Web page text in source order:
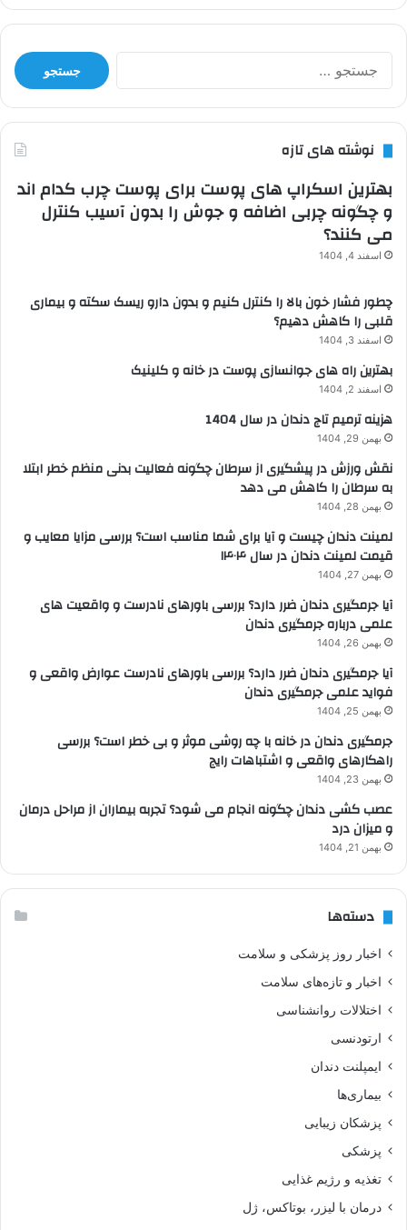
جستجو
برای:
نوشته های تازه
بهترین اسکراپ های پوست برای پوست چرب کدام اند
و چگونه چربی اضافه و جوش را بدون آسیب کنترل
می کنند؟
اسفند 4, 1404
چطور فشار خون بالا را کنترل کنیم و بدون دارو ریسک سکته و بیماری
قلبی را کاهش دهیم؟
اسفند 3, 1404
بهترین راه های جوانسازی پوست در خانه و کلینیک
اسفند 2, 1404
هزینه ترمیم تاج دندان در سال 1404
بهمن 29, 1404
نقش ورزش در پیشگیری از سرطان چگونه فعالیت بدنی منظم خطر ابتلا
به سرطان را کاهش می دهد
بهمن 28, 1404
لمینت دندان چیست و آیا برای شما مناسب است؟ بررسی مزایا معایب و
قیمت لمینت دندان در سال ۱۴۰۴
بهمن 27, 1404
آیا جرمگیری دندان ضرر دارد؟ بررسی باورهای نادرست و واقعیت های
علمی درباره جرمگیری دندان
بهمن 26, 1404
آیا جرمگیری دندان ضرر دارد؟ بررسی باورهای نادرست عوارض واقعی و
فواید علمی جرمگیری دندان
بهمن 25, 1404
جرمگیری دندان در خانه با چه روشی موثر و بی خطر است؟ بررسی
راهکارهای واقعی و اشتباهات رایج
بهمن 23, 1404
عصب کشی دندان چگونه انجام می شود؟ تجربه بیماران از مراحل درمان
و میزان درد
بهمن 21, 1404
دسته‌ها
اخبار روز پزشکی و سلامت
اخبار و تازه‌های سلامت
اختلالات روانشناسی
ارتودنسی
ایمپلنت دندان
بیماری‌ها
پزشکان زیبایی
پزشکی
تغذیه و رژیم غذایی
درمان با لیزر، بوتاکس، ژل